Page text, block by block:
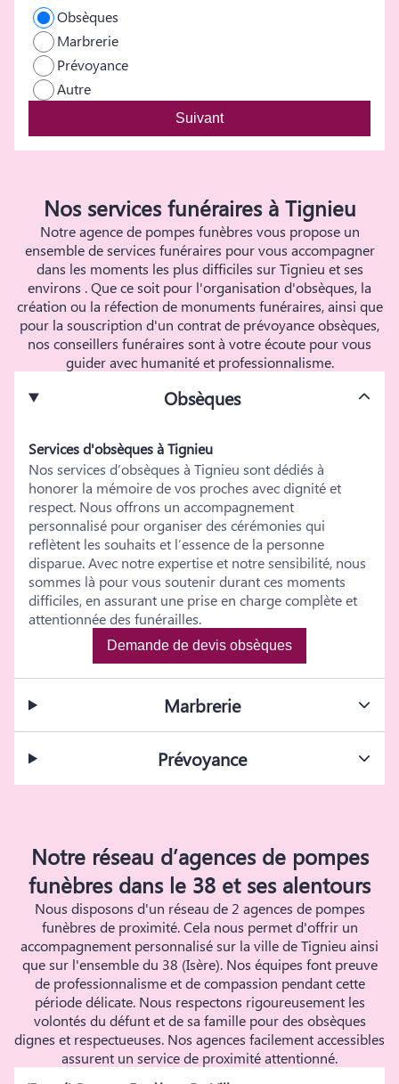
Obsèques
Marbrerie
Prévoyance
Autre
Suivant
Nos services funéraires à Tignieu
Notre agence de pompes funèbres vous propose un
ensemble de services funéraires pour vous accompagner
dans les moments les plus difficiles sur Tignieu et ses
environs . Que ce soit pour l'organisation d'obsèques, la
création ou la réfection de monuments funéraires, ainsi que
pour la souscription d'un contrat de prévoyance obsèques,
nos conseillers funéraires sont à votre écoute pour vous
guider avec humanité et professionnalisme.
Obsèques
Services d'obsèques à Tignieu
Nos services d’obsèques à Tignieu sont dédiés à
honorer la mémoire de vos proches avec dignité et
respect. Nous offrons un accompagnement
personnalisé pour organiser des cérémonies qui
reflètent les souhaits et l’essence de la personne
disparue. Avec notre expertise et notre sensibilité, nous
sommes là pour vous soutenir durant ces moments
difficiles, en assurant une prise en charge complète et
attentionnée des funérailles.
Demande de devis obsèques
Marbrerie
Prévoyance
Notre réseau d’agences de pompes
funèbres dans le 38 et ses alentours
Nous disposons d'un réseau de 2 agences de pompes
funèbres de proximité. Cela nous permet d'offrir un
accompagnement personnalisé sur la ville de Tignieu ainsi
que sur l'ensemble du 38 (Isère). Nos équipes font preuve
de professionnalisme et de compassion pendant cette
période délicate. Nous respectons rigoureusement les
volontés du défunt et de sa famille pour des obsèques
dignes et respectueuses. Nos agences facilement accessibles
assurent un service de proximité attentionné.